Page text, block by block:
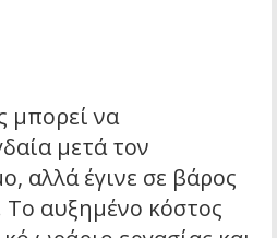
μπορεί να
μετά τον
αλλά έγινε σε βάρος
αυξημένο κόστος